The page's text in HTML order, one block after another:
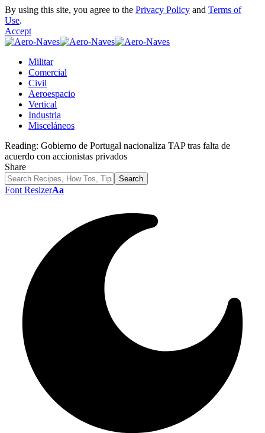
By using this site, you agree to the Privacy Policy and Terms of
Use.
Accept
Militar
Comercial
Civil
Aeroespacio
Vertical
Industria
Misceláneos
Reading: Gobierno de Portugal nacionaliza TAP tras falta de
acuerdo con accionistas privados
Share
Font ResizerAa